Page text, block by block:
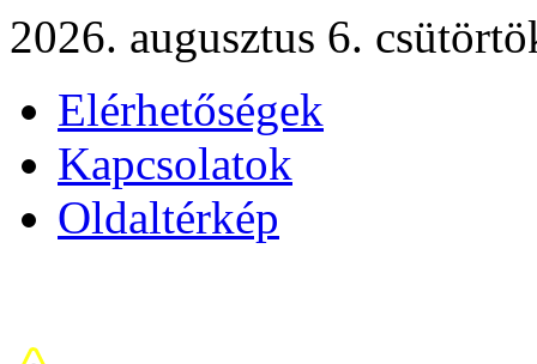
2026. augusztus 6.
Elérhetőségek
Kapcsolatok
Oldaltérkép